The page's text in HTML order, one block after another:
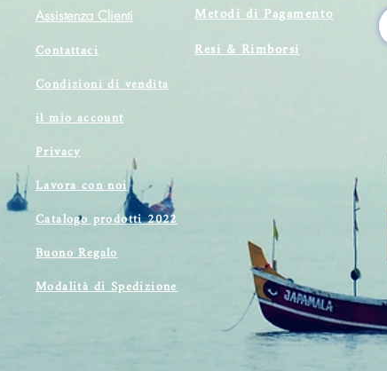
Assistenza Clienti
Contattaci
Condizioni di vendita
il mio account
Privacy
Lavora con noi
Catalogo prodotti 2022
Buono Regalo
Modalità di Spedizione
Metodi di Pagamento
Resi & Rimborsi